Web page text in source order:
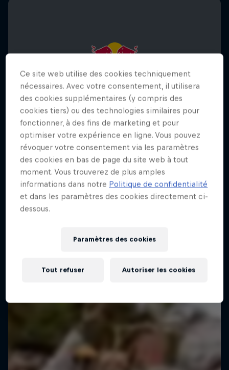
Red Bull Rampage
8 – 10 Octobre 2026
Virgin, Utah, États-Unis
Ce site web utilise des cookies techniquement
nécessaires. Avec votre consentement, il utilisera
des cookies supplémentaires (y compris des
cookies tiers) ou des technologies similaires pour
fonctionner, à des fins de marketing et pour
optimiser votre expérience en ligne. Vous pouvez
révoquer votre consentement via les paramètres
des cookies en bas de page du site web à tout
moment. Vous trouverez de plus amples
informations dans notre Politique de confidentialité
et dans les paramètres des cookies directement ci-
dessous.
Paramètres des cookies
Tout refuser Autoriser les cookies